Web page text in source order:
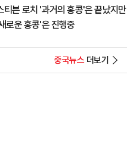
티븐 로치 '과거의 홍콩'은 끝났지만
로운 홍콩'은 진행중
중국뉴스더보기